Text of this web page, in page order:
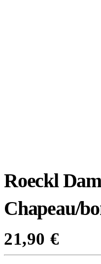
Roeckl
Chapeau/
21,90 €